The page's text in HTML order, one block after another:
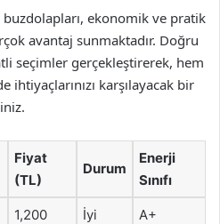
buzdolapları, ekonomik ve pratik
avantaj sunmaktadır. Doğru
seçimler gerçekleştirerek, hem
karşılayacak bir
Fiyat
(TL)
Durum
Enerji
Sınıfı
1,200 İyi A+